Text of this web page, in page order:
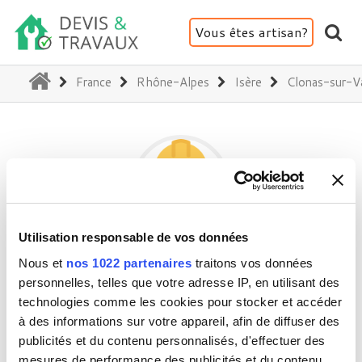
Utilisation responsable de vos données
Nous et nos 1022 partenaires traitons vos données
personnelles, telles que votre adresse IP, en utilisant des
technologies comme les cookies pour stocker et accéder
à des informations sur votre appareil, afin de diffuser des
publicités et du contenu personnalisés, d'effectuer des
Vous êtes artisan?
(current)
France Rhône-Alpes Isère Clonas-sur-
VINCENT GEOFFREY
38550 Clonas-sur-Varèze
Activité(s) : Plomberie